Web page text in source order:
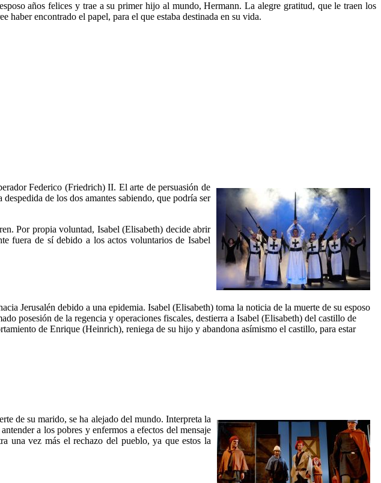
años felices y trae a su primer hijo al mundo, Hermann. La alegre gratitud, que le traen los
haber encontrado el papel, para el que estaba destinada en su vida.
Federico (Friedrich) II. El arte de persuasión de
de los dos amantes sabiendo, que podría ser
Por propia voluntad, Isabel (Elisabeth) decide abrir
fuera de sí debido a los actos voluntarios de Isabel
Jerusalén debido a una epidemia. Isabel (Elisabeth) toma la noticia de la muerte de su esposo
posesión de la regencia y operaciones fiscales, destierra a Isabel (Elisabeth) del castillo de
de Enrique (Heinrich), reniega de su hijo y abandona asímismo el castillo, para estar
de su marido, se ha alejado del mundo. Interpreta la
a los pobres y enfermos a efectos del mensaje
una vez más el rechazo del pueblo, ya que estos la